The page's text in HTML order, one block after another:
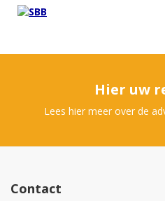
Hier uw
Lees hier meer over de
Contact